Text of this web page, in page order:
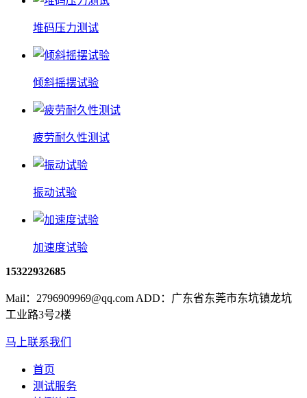
堆码压力测试
倾斜摇摆试验
疲劳耐久性测试
振动试验
加速度试验
15322932685
Mail：2796909969@qq.com ADD：广东省东莞市东坑镇龙坑
工业路3号2楼
马上联系我们
首页
测试服务